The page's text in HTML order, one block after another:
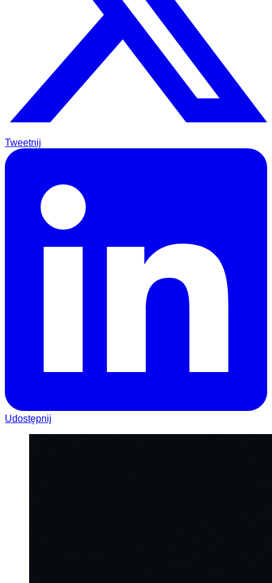
Tweetnij
Udostępnij